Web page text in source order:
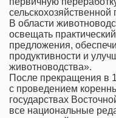
сельскохозяйственной
В области
освещать
предложения,
продуктивности и
животноводства».
После прекращения в
с проведением
государствах
все национальные